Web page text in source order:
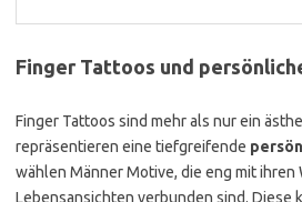
Finger Tattoos und
Finger Tattoos sind mehr als nur ein
repräsentieren eine tiefgreifende
wählen Männer Motive, die eng mit ihren
Lebensansichten verbunden sind. Diese